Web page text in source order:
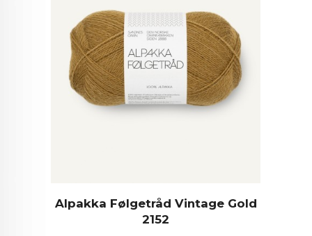
Alpakka Følgetråd Vintage Gold
2152